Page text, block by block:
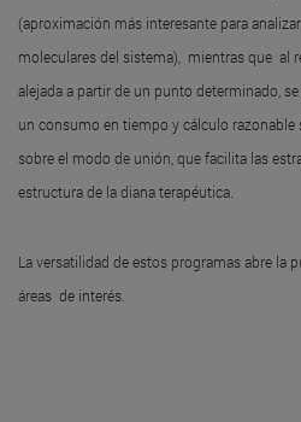
(aproximación más interesante para
moleculares del sistema), mientras que al
alejada a partir de un punto determinado,
un consumo en tiempo y cálculo
sobre el modo de unión, que facilita las
estructura de la diana terapéutica.
La versatilidad de estos programas abre la
áreas de interés.